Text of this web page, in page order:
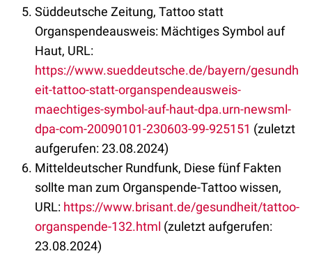
Süddeutsche Zeitung, Tattoo statt
Organspendeausweis: Mächtiges Symbol auf
Haut, URL:
https://www.sueddeutsche.de/bayern/gesundh
eit-tattoo-statt-organspendeausweis-
maechtiges-symbol-auf-haut-dpa.urn-newsml-
dpa-com-20090101-230603-99-925151 (zuletzt
aufgerufen: 23.08.2024)
Mitteldeutscher Rundfunk, Diese fünf Fakten
sollte man zum Organspende-Tattoo wissen,
URL: https://www.brisant.de/gesundheit/tattoo-
organspende-132.html (zuletzt aufgerufen:
23.08.2024)